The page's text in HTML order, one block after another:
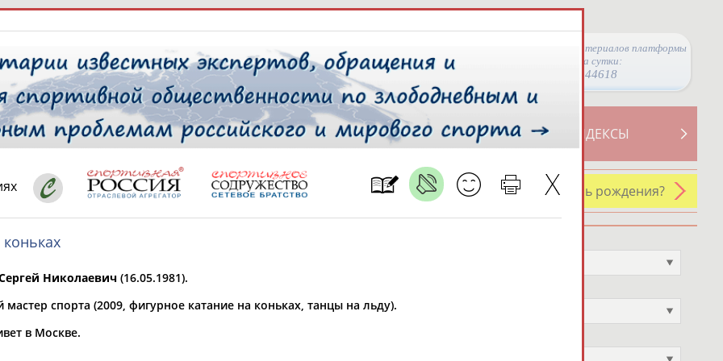
Просмотры материалов платформы
за сутки:
44618
СВОДНЫЕ ИНДЕКСЫ
ТАБЛО АКТИВНОСТИ
РЕСУРСНАЯ ПЛОЩАДКА
У кого сегодня день рождения?
регион*
проживания
Николаевич (16.05.1981).
спорта (2009, фигурное катание на коньках, танцы на льду).
в Москве.